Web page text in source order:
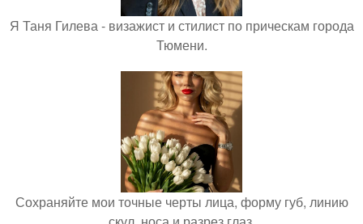
Я Таня Гилева - визажист и стилист по прическам города
Тюмени.
Сохраняйте мои точные черты лица, форму губ, линию